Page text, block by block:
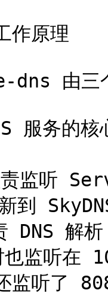
原理
dns 由三
服务的核
到
监听在